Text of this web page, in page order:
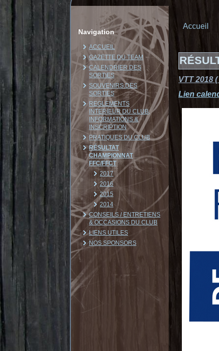
Navigation
ACCUEIL
GAZETTE DU TEAM
CALENDRIER DES
SORTIES
SOUVENIRS DES
SORTIES
REGLEMENTS
INTERIEUR DU CLUB,
INFORMATIONS &
INSCRIPTION
PRATIQUES DU CLUB
RÉSULTAT
CHAMPIONNAT
FFC/FFCT
2017
2016
2015
2014
CONSEILS / ENTRETIENS
& OCCASIONS DU CLUB
LIENS UTILES
NOS SPONSORS
Accueil
VTT 2018
Lien